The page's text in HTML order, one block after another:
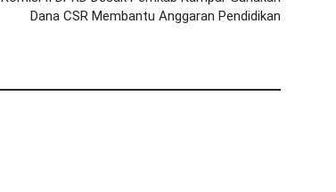
Dana CSR Membantu Anggaran Pendidikan